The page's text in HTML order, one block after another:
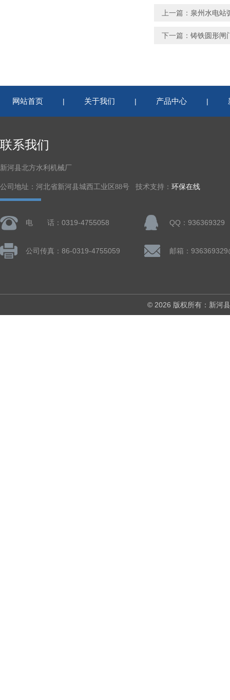
上一篇： 泉州水电站
下一篇： 铸铁圆形闸
网站首页 | 关于我们 | 产品中心 |
联系我们
新河县北方水利机械厂
公司地址：河北省新河县城西工业区88号 技术支持： 环保在线
电 话：0319-4755058 QQ：936369329
公司传真：86-0319-4755059 邮箱：
© 2026 版权所有：新河